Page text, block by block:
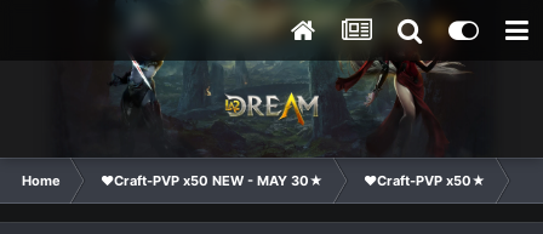
Home ❤Craft-PVP x50 NEW - MAY 30★ ❤Craft-PVP x50★